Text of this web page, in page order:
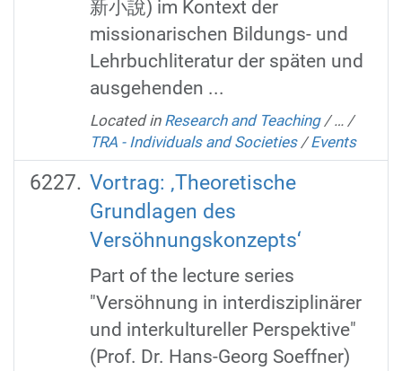
新小說) im Kontext der
missionarischen Bildungs- und
Lehrbuchliteratur der späten und
ausgehenden ...
Located in Research and Teaching /… /
TRA - Individuals and Societies /Events
Vortrag: ‚Theoretische
Grundlagen des
Versöhnungskonzepts‘
Part of the lecture series
"Versöhnung in interdisziplinärer
und interkultureller Perspektive"
(Prof. Dr. Hans-Georg Soeffner)